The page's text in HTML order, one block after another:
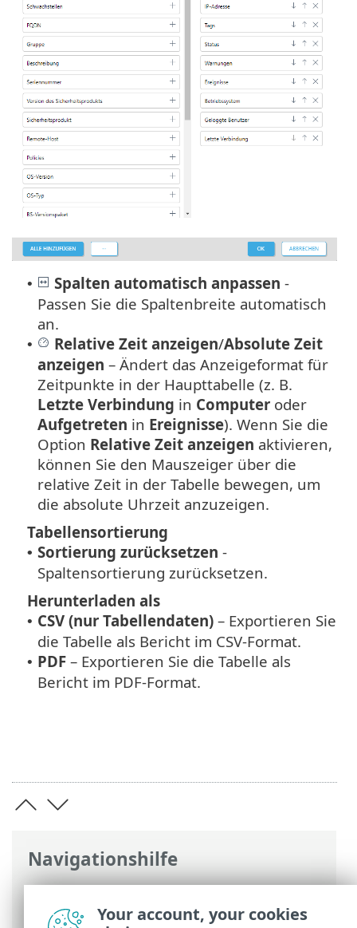
Navigationshilfe
ESET Online-Hilfe>ESET PROTECT>Erste
Schritte>ESET PROTECT-Web-Konsole>
• Spalten automatisch anpassen -
Passen Sie die Spaltenbreite automatisch
an.
• Relative Zeit anzeigen/Absolute Zeit
anzeigen – Ändert das Anzeigeformat für
Zeitpunkte in der Haupttabelle (z. B.
Letzte Verbindung in Computer oder
Aufgetreten in Ereignisse). Wenn Sie die
Option Relative Zeit anzeigen aktivieren,
können Sie den Mauszeiger über die
relative Zeit in der Tabelle bewegen, um
die absolute Uhrzeit anzuzeigen.
Tabellensortierung
• Sortierung zurücksetzen -
Spaltensortierung zurücksetzen.
Herunterladen als
• CSV (nur Tabellendaten) – Exportieren Sie
die Tabelle als Bericht im CSV-Format.
• PDF – Exportieren Sie die Tabelle als
Bericht im PDF-Format.
Your account, your cookies